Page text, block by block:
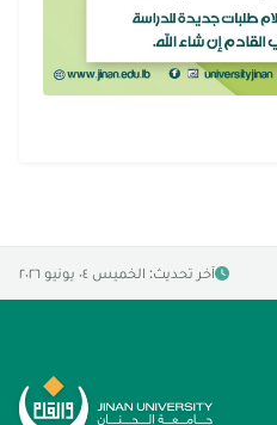
آخر تحديث: الخميس ٠٤ يونيو ٢٠٢٦